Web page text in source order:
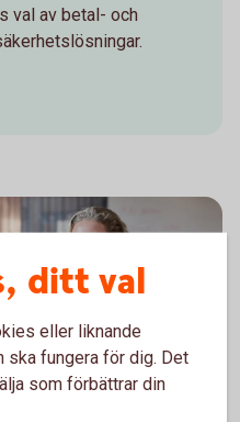
val av betal- och
ditt val
eller liknande
fungera för dig. Det
som förbättrar din